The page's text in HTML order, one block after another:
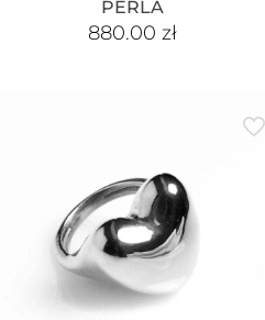
PERLA
880.00 zł